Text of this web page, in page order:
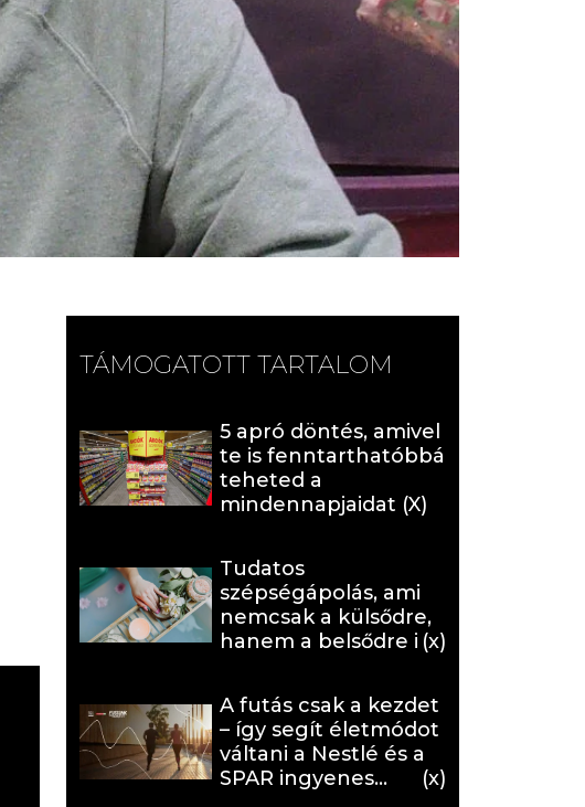
TÁMOGATOTT TARTALOM
5 apró döntés, amivel
te is fenntarthatóbbá
teheted a
mindennapjaidat (X)
Tudatos
szépségápolás, ami
nemcsak a külsődre,
hanem a belsődre is
A futás csak a kezdet
– így segít életmódot
váltani a Nestlé és a
SPAR ingyenes